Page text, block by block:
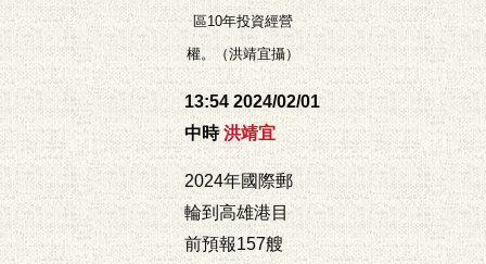
區10年投資經營
權。（洪靖宜攝）
13:54 2024/02/01
中時洪靖宜
2024年國際郵
輪到高雄港目
前預報157艘